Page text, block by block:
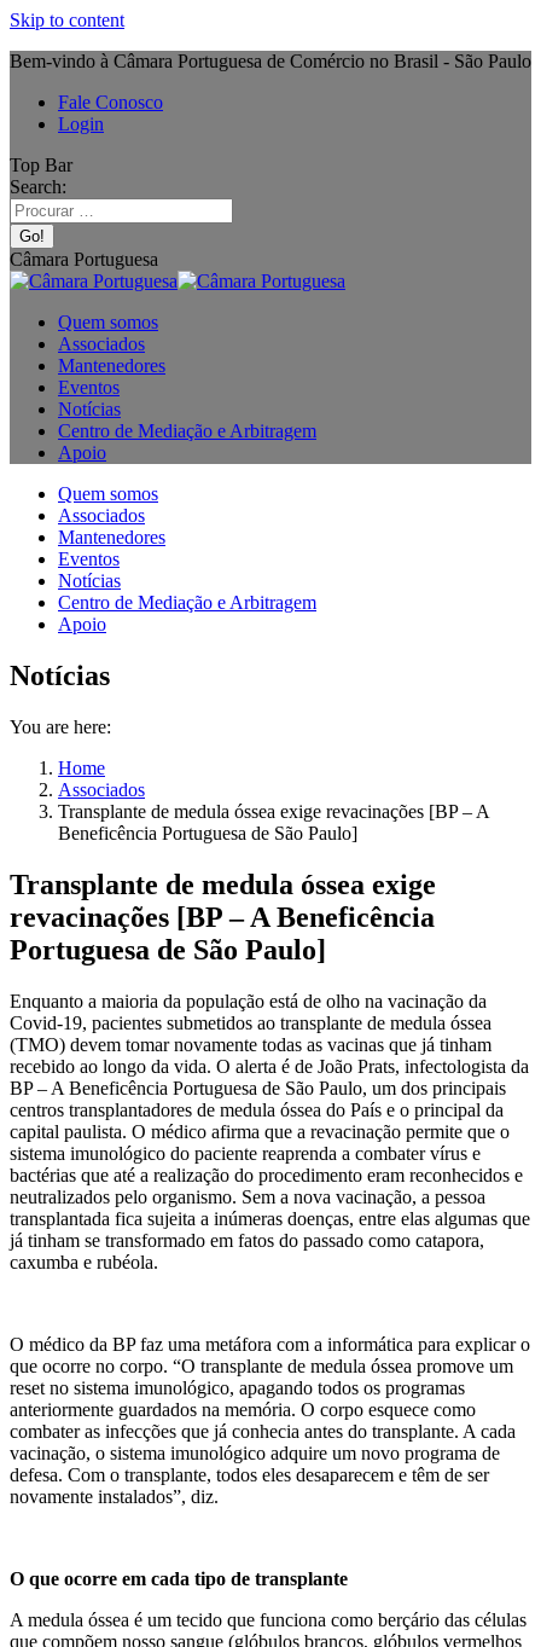
Skip to content
Bem-vindo à Câmara Portuguesa de Comércio no Brasil - São Paulo
Fale Conosco
Login
Top Bar
Search:
Câmara Portuguesa
Quem somos
Associados
Mantenedores
Eventos
Notícias
Centro de Mediação e Arbitragem
Apoio
Quem somos
Associados
Mantenedores
Eventos
Notícias
Centro de Mediação e Arbitragem
Apoio
Notícias
You are here:
Home
Associados
Transplante de medula óssea exige revacinações [BP – A
Beneficência Portuguesa de São Paulo]
Transplante de medula óssea exige
revacinações [BP – A Beneficência
Portuguesa de São Paulo]
Enquanto a maioria da população está de olho na vacinação da
Covid-19, pacientes submetidos ao transplante de medula óssea
(TMO) devem tomar novamente todas as vacinas que já tinham
recebido ao longo da vida. O alerta é de João Prats, infectologista da
BP – A Beneficência Portuguesa de São Paulo, um dos principais
centros transplantadores de medula óssea do País e o principal da
capital paulista. O médico afirma que a revacinação permite que o
sistema imunológico do paciente reaprenda a combater vírus e
bactérias que até a realização do procedimento eram reconhecidos e
neutralizados pelo organismo. Sem a nova vacinação, a pessoa
transplantada fica sujeita a inúmeras doenças, entre elas algumas que
já tinham se transformado em fatos do passado como catapora,
caxumba e rubéola.
O médico da BP faz uma metáfora com a informática para explicar o
que ocorre no corpo. “O transplante de medula óssea promove um
reset no sistema imunológico, apagando todos os programas
anteriormente guardados na memória. O corpo esquece como
combater as infecções que já conhecia antes do transplante. A cada
vacinação, o sistema imunológico adquire um novo programa de
defesa. Com o transplante, todos eles desaparecem e têm de ser
novamente instalados”, diz.
O que ocorre em cada tipo de transplante
A medula óssea é um tecido que funciona como berçário das células
que compõem nosso sangue (glóbulos brancos, glóbulos vermelhos